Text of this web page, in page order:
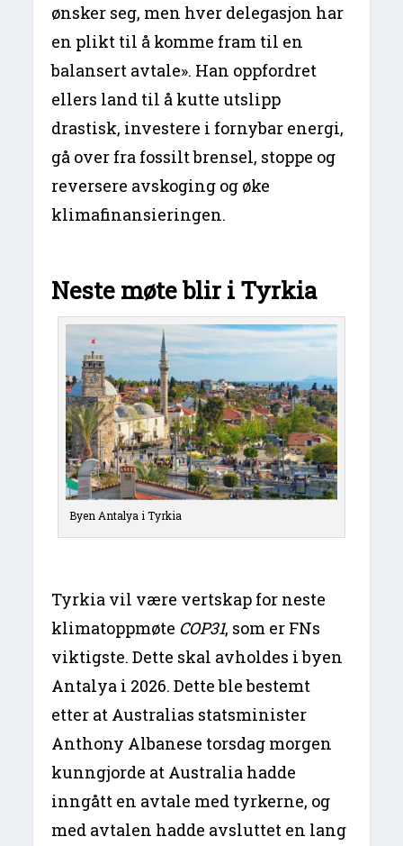
ønsker seg, men hver delegasjon har
en plikt til å komme fram til en
balansert avtale». Han oppfordret
ellers land til å kutte utslipp
drastisk, investere i fornybar energi,
gå over fra fossilt brensel, stoppe og
reversere avskoging og øke
klimafinansieringen.
Neste møte blir i Tyrkia
Byen Antalya i Tyrkia
Tyrkia vil være vertskap for neste
klimatoppmøte COP31, som er FNs
viktigste. Dette skal avholdes i byen
Antalya i 2026. Dette ble bestemt
etter at Australias statsminister
Anthony Albanese torsdag morgen
kunngjorde at Australia hadde
inngått en avtale med tyrkerne, og
med avtalen hadde avsluttet en lang